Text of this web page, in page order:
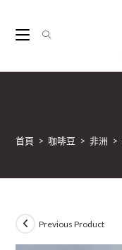
首頁 > 咖啡豆 > 非洲 >
Previous Product